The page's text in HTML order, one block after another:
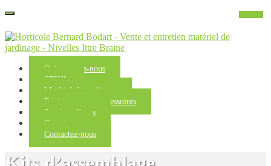
Qui sommes-nous
STIHL
Matériel de jardinage
Equipements et accessoires
Services divers
Occasions
Contactez-nous